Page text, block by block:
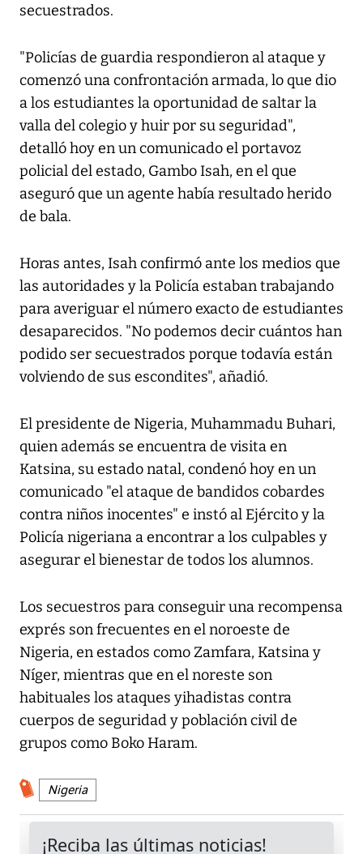
secuestrados.
"Policías de guardia respondieron al ataque y
comenzó una confrontación armada, lo que dio
a los estudiantes la oportunidad de saltar la
valla del colegio y huir por su seguridad",
detalló hoy en un comunicado el portavoz
policial del estado, Gambo Isah, en el que
aseguró que un agente había resultado herido
de bala.
Horas antes, Isah confirmó ante los medios que
las autoridades y la Policía estaban trabajando
para averiguar el número exacto de estudiantes
desaparecidos. "No podemos decir cuántos han
podido ser secuestrados porque todavía están
volviendo de sus escondites", añadió.
El presidente de Nigeria, Muhammadu Buhari,
quien además se encuentra de visita en
Katsina, su estado natal, condenó hoy en un
comunicado "el ataque de bandidos cobardes
contra niños inocentes" e instó al Ejército y la
Policía nigeriana a encontrar a los culpables y
asegurar el bienestar de todos los alumnos.
Los secuestros para conseguir una recompensa
exprés son frecuentes en el noroeste de
Nigeria, en estados como Zamfara, Katsina y
Níger, mientras que en el noreste son
habituales los ataques yihadistas contra
cuerpos de seguridad y población civil de
grupos como Boko Haram.
Nigeria